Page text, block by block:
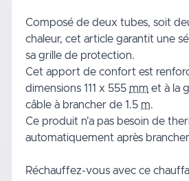
Composé de deux tubes, soit
chaleur, cet article garantit une
sa grille de protection.
Cet apport de confort est
dimensions 111 x 555 mm et à la
câble à brancher de 1.5 m.
Ce produit n'a pas besoin de
automatiquement après
Réchauffez-vous avec ce